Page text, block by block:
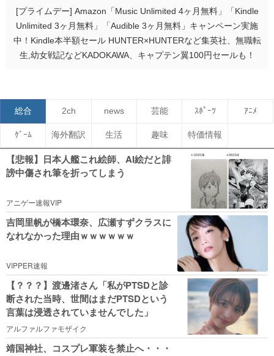
[プライムデー] Amazon「Music Unlimited 4ヶ月無料」「Kindle
Unlimited 3ヶ月無料」「Audible 3ヶ月無料」キャンペーン実施
中！Kindle本半額セール HUNTER×HUNTERなど集英社、無職転
生,幼女戦記などKADOKAWA、キャプテン翼100円セールも！
総合 2ch news 芸能 ｽﾎﾟｰﾂ ｱﾆﾒ
ｹﾞｰﾑ 海外翻訳 生活 趣味 特価情報
【悲報】日本人艦これ絵師、AI絵だと誹
謗中傷され筆を折ってしまう
アニゲー速報VIP
吉岡里帆が橋本環奈、広瀬すずクラスに
なれなかった理由ｗｗｗｗｗｗ
VIPPER速報
【？？？】渡邊渚さん「私がPTSDと診
断された当時、世間はまだPTSDという
言葉は浸透されていませんでした」
アルファルファモザイク
靖国神社、コスプレ軍装を禁止へ・・・